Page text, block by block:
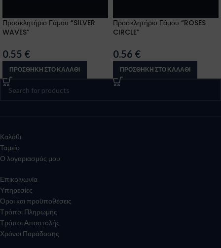
Προσκλητήριο Γάμου “SILVER
WAVES”
0.55 €
ΠΡΟΣΘΉΚΗ ΣΤΟ ΚΑΛΆΘΙ
Προσκλητήριο Γάμου “ROSES
CIRCLE”
0.56 €
ΠΡΟΣΘΉΚΗ ΣΤΟ ΚΑΛΆΘΙ
Καλάθι
Ταμείο
Ο λογαριασμός μου
Επικοινωνία
Υπηρεσίες
Όροι και προϋποθέσεις
Τρόποι Πληρωμής
Τρόποι Αποστολής
Χρόνοι Παράδοσης